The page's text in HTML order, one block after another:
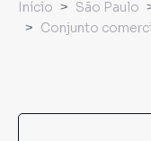
Início São Paulo
Conjunto